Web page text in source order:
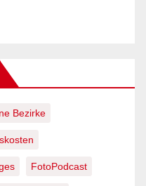
Bezirke
FotoPodcast